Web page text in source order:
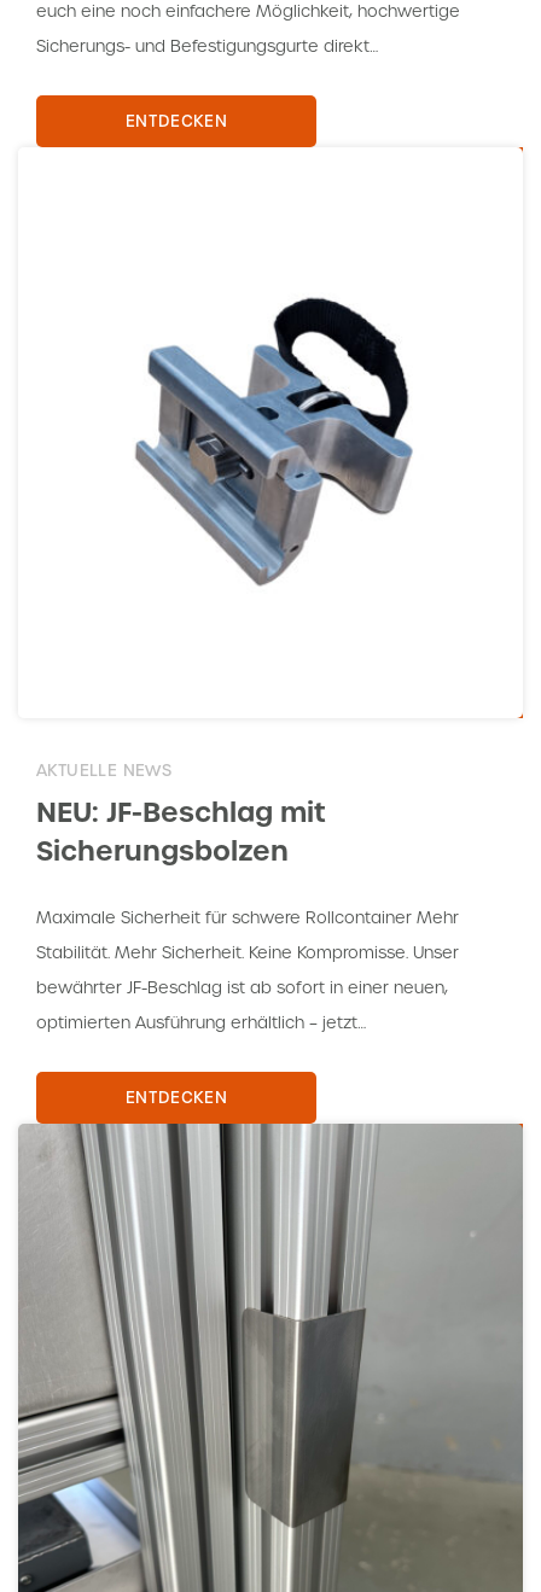
euch eine noch einfachere Möglichkeit, hochwertige
Sicherungs- und Befestigungsgurte direkt…
ENTDECKEN
AKTUELLE NEWS
NEU: JF-Beschlag mit
Sicherungsbolzen
Maximale Sicherheit für schwere Rollcontainer Mehr
Stabilität. Mehr Sicherheit. Keine Kompromisse. Unser
bewährter JF-Beschlag ist ab sofort in einer neuen,
optimierten Ausführung erhältlich – jetzt…
ENTDECKEN